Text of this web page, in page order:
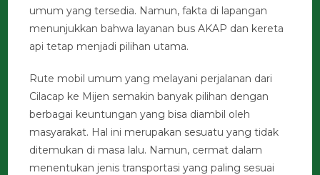
umum yang tersedia. Namun, fakta di lapangan
menunjukkan bahwa layanan bus AKAP dan kereta
api tetap menjadi pilihan utama.
Rute mobil umum yang melayani perjalanan dari
Cilacap ke Mijen semakin banyak pilihan dengan
berbagai keuntungan yang bisa diambil oleh
masyarakat. Hal ini merupakan sesuatu yang tidak
ditemukan di masa lalu. Namun, cermat dalam
menentukan jenis transportasi yang paling sesuai